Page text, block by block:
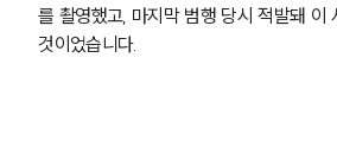
를 촬영했고, 마지막 범행 당시 적발돼 이
것이었습니다.